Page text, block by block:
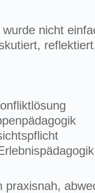
nicht
praxisnah,